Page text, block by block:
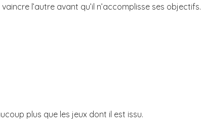
l’autre avant qu’il n’accomplisse ses objectifs.
plus que les jeux dont il est issu.